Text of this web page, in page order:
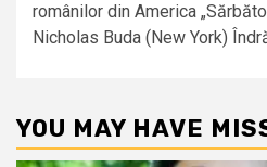
românilor din America
Nicholas Buda (New York)
YOU MAY HAVE